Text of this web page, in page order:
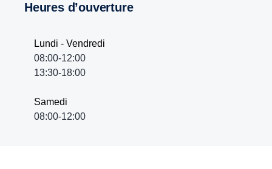
Heures d’ouverture
Lundi - Vendredi
08:00-12:00
13:30-18:00
Samedi
08:00-12:00